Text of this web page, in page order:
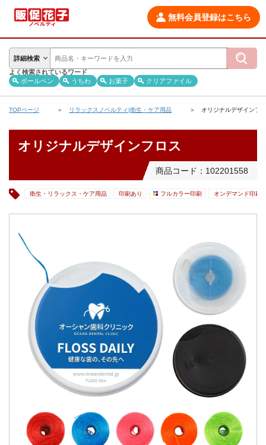
無料会員登録はこちら
詳細検索
よく検索されているワード
ボールペン
うちわ お菓子 クリアファイル
TOPページ リラックスノベルティ|衛生・ケア用品 オリジナルデザインフ
オリジナルデザインフロス
商品コード：102201558
衛生・リラックス・ケア用品 印刷あり フルカラー印刷 オンデマンド印刷